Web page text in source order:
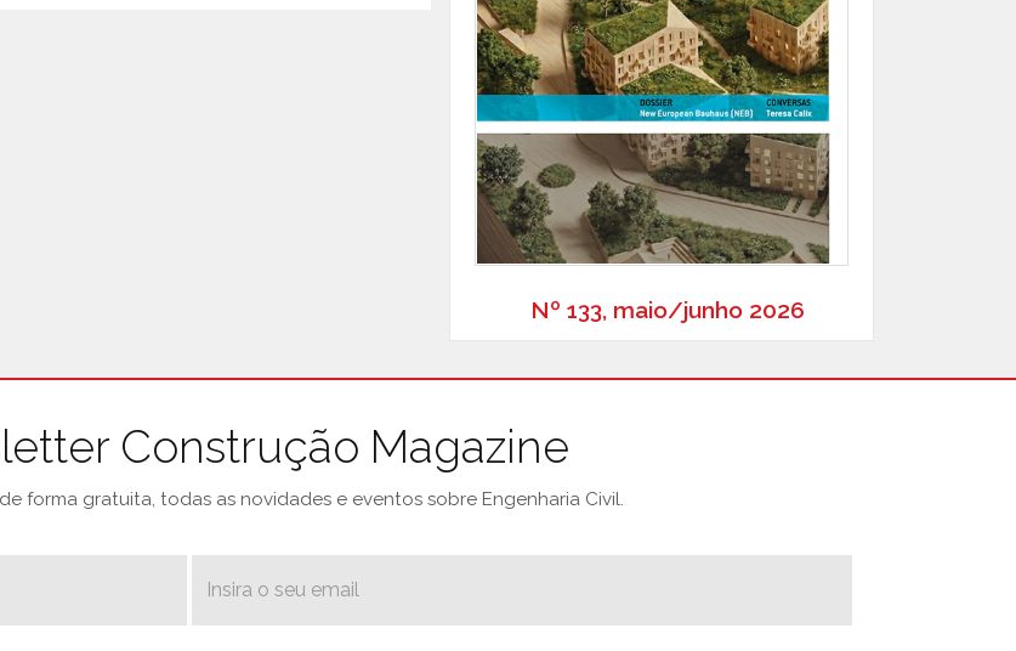
Nº 133, maio/junho 2026
Construção Magazine
forma gratuita, todas as novidades e eventos sobre Engenharia Civil.